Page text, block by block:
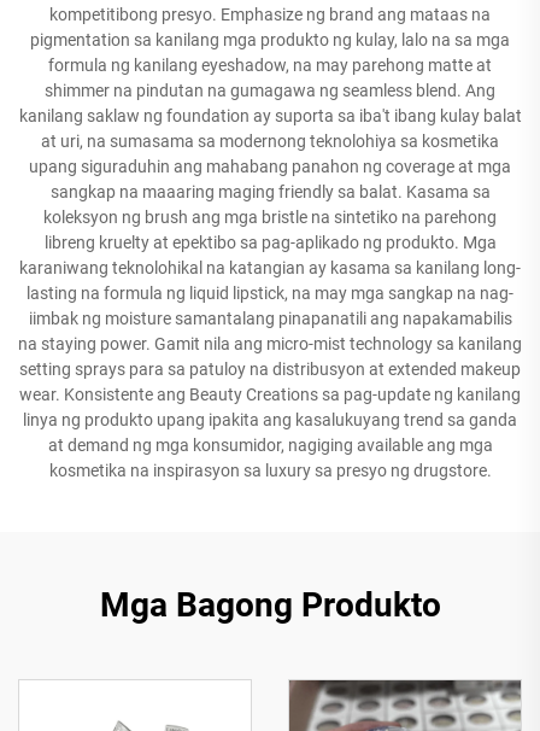
kompetitibong presyo. Emphasize ng brand ang mataas na
pigmentation sa kanilang mga produkto ng kulay, lalo na sa mga
formula ng kanilang eyeshadow, na may parehong matte at
shimmer na pindutan na gumagawa ng seamless blend. Ang
kanilang saklaw ng foundation ay suporta sa iba't ibang kulay balat
at uri, na sumasama sa modernong teknolohiya sa kosmetika
upang siguraduhin ang mahabang panahon ng coverage at mga
sangkap na maaaring maging friendly sa balat. Kasama sa
koleksyon ng brush ang mga bristle na sintetiko na parehong
libreng kruelty at epektibo sa pag-aplikado ng produkto. Mga
karaniwang teknolohikal na katangian ay kasama sa kanilang long-
lasting na formula ng liquid lipstick, na may mga sangkap na nag-
iimbak ng moisture samantalang pinapanatili ang napakamabilis
na staying power. Gamit nila ang micro-mist technology sa kanilang
setting sprays para sa patuloy na distribusyon at extended makeup
wear. Konsistente ang Beauty Creations sa pag-update ng kanilang
linya ng produkto upang ipakita ang kasalukuyang trend sa ganda
at demand ng mga konsumidor, nagiging available ang mga
kosmetika na inspirasyon sa luxury sa presyo ng drugstore.
Mga Bagong Produkto